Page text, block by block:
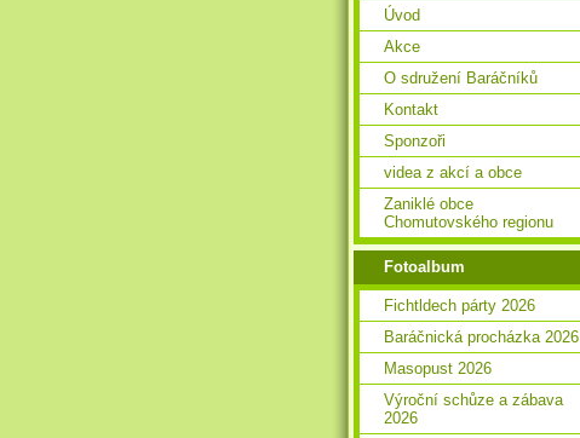
Úvod
Akce
O sdružení Baráčníků
Kontakt
Sponzoři
videa z akcí a obce
Zaniklé obce
Chomutovského regionu
Fotoalbum
Fichtldech párty 2026
Baráčnická procházka 2026
Masopust 2026
Výroční schůze a zábava
2026